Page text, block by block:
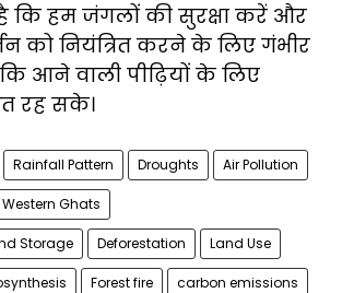
कि हम जंगलों की सुरक्षा करें और
को नियंत्रित करने के लिए गंभीर
आने वाली पीढ़ियों के लिए
रह सके।
Rainfall Pattern Droughts Air Pollution
Western Ghats
Storage Deforestation Land Use
Forest fire carbon emissions